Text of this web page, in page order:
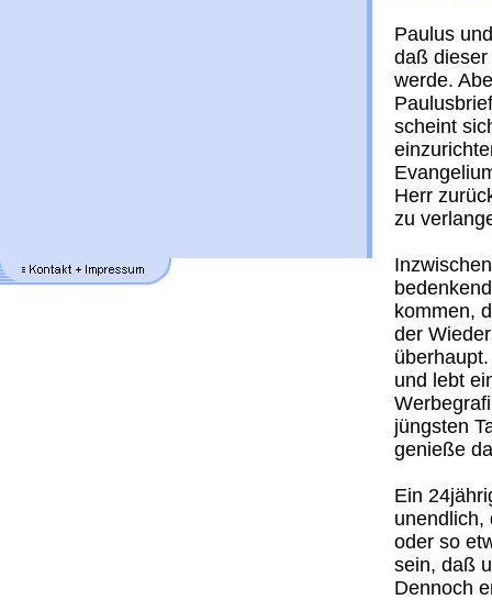
Paulus
daß dieser
werde.
scheint
Herr
zu
kommen,
der
und lebt
jüngsten
genieße
Ein
unendlich,
oder so
sein, daß
Dennoch